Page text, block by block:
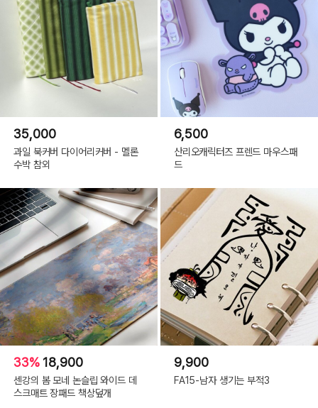
35,000
과일 북커버 다이어리커버 - 멜론
수박 참외
6,500
산리오캐릭터즈 프렌드 마우스패
드
33% 18,900
센강의 봄 모네 논슬립 와이드 데
스크매트 장패드 책상덮개
9,900
FA15-남자 생기는 부적3